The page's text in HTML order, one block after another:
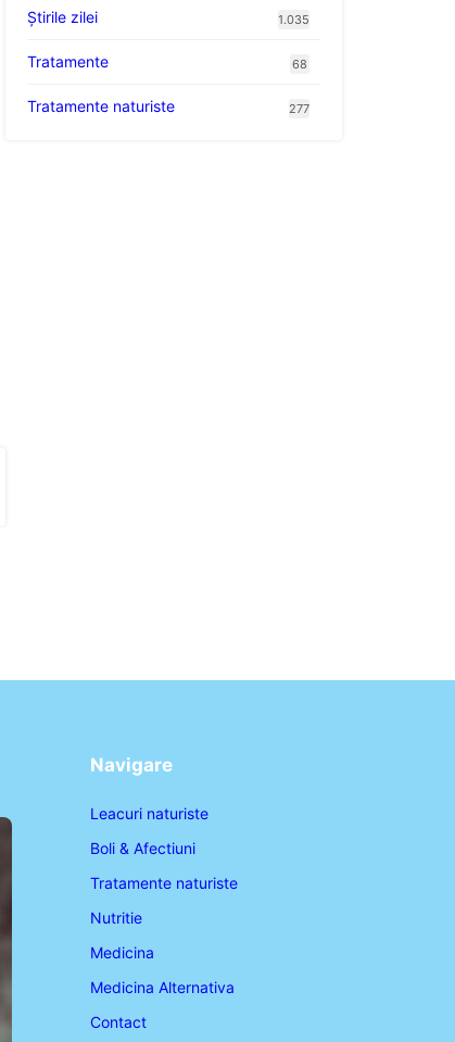
Știrile zilei 1.035
Tratamente 68
Tratamente naturiste 277
Navigare
Leacuri naturiste
Boli & Afectiuni
Tratamente naturiste
Nutritie
Medicina
Medicina Alternativa
Contact